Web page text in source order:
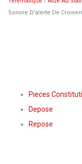
Sonore D'alerte De
Pieces
Depose
Repose